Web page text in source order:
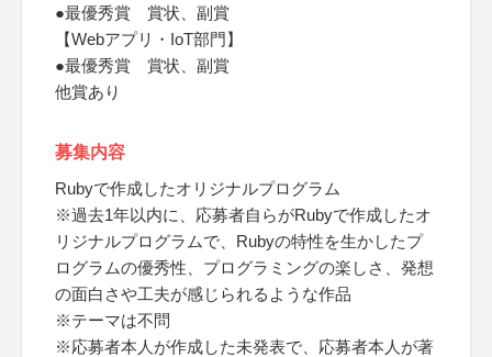
●最優秀賞 賞状、副賞
【Webアプリ・IoT部門】
●最優秀賞 賞状、副賞
他賞あり
募集内容
Rubyで作成したオリジナルプログラム
※過去1年以内に、応募者自らがRubyで作成したオ
リジナルプログラムで、Rubyの特性を生かしたプ
ログラムの優秀性、プログラミングの楽しさ、発想
の面白さや工夫が感じられるような作品
※テーマは不問
※応募者本人が作成した未発表で、応募者本人が著